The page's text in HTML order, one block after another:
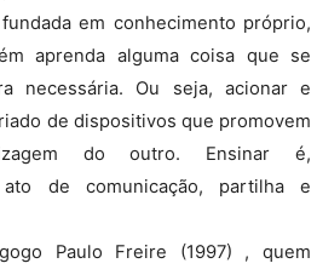
em conhecimento próprio,
aprenda alguma coisa que se
necessária. Ou seja, acionar e
de dispositivos que promovem
do outro. Ensinar é,
ato de comunicação, partilha e
Paulo Freire (1997) , quem